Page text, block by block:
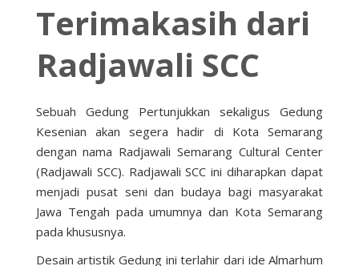
Terimakasih dari
Radjawali SCC
Sebuah Gedung Pertunjukkan sekaligus Gedung
Kesenian akan segera hadir di Kota Semarang
dengan nama Radjawali Semarang Cultural Center
(Radjawali SCC). Radjawali SCC ini diharapkan dapat
menjadi pusat seni dan budaya bagi masyarakat
Jawa Tengah pada umumnya dan Kota Semarang
pada khususnya.
Desain artistik Gedung ini terlahir dari ide Almarhum